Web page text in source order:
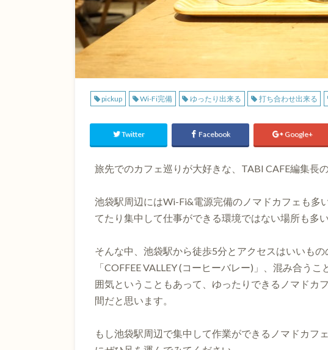
pickup Wi-Fi完備 ゆったり出来る 打ち合わせ出来る
Twitter Facebook Google+
旅先でのカフェ巡りが大好きな、TABI CAFE編集長
池袋駅周辺にはWi-Fi&電源完備のノマドカフェも多
てたり集中して仕事ができる環境ではない場所も多い
そんな中、池袋駅から徒歩5分とアクセスはいいも
「COFFEE VALLEY (コーヒーバレー)」、混み合う
囲気ということもあって、ゆったりできるノマドカ
間だと思います。
もし池袋駅周辺で集中して作業ができるノマドカフ